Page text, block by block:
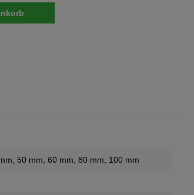
gewünschten Wert ein
, 50 mm, 60 mm, 80 mm, 100 mm